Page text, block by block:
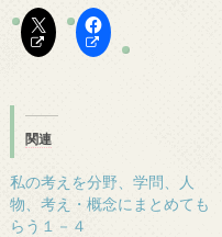
関連
私の考えを分野、学問、人
物、考え・概念にまとめても
らう１－４